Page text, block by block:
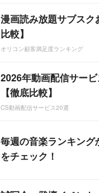
漫画読み放題サブス
比較】
オリコン顧客満足度ランキング
2026年動画配信サー
【徹底比較】
CS動画配信サービス20選
毎週の音楽ランキン
をチェック！